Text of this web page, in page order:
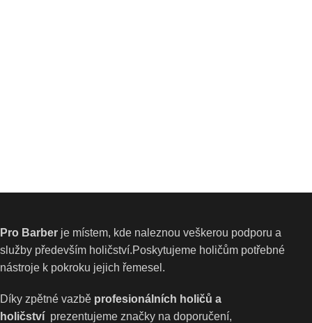
Pro Barber je místem, kde naleznou veškerou podporu a
služby především holičství.Poskytujeme holičům potřebné
nástroje k pokroku jejich řemesel.
Díky zpětné vazbě profesionálních holičů a
holičství prezentujeme značky na doporučení,